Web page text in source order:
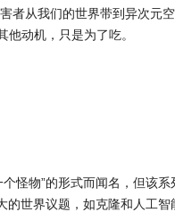
者从我们的世界带到异次元
他动机，只是为了吃。
怪物”的形式而闻名，但该
世界议题，如克隆和人工智